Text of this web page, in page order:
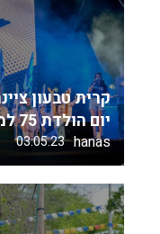
קרית טבעון
יום הולדת 75 למדינת ישראל
hanas
03.05.23